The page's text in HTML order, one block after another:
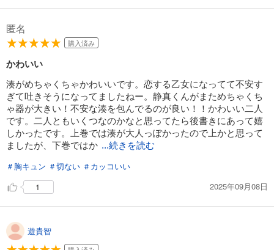
匿名
購入済み
かわいい
湊がめちゃくちゃかわいいです。恋する乙女になってて不安す
ぎて吐きそうになってましたねー。静真くんがまためちゃくち
ゃ器が大きい！不安な湊を包んでるのが良い！！かわいい二人
です。二人ともいくつなのかなと思ってたら後書きにあって嬉
しかったです。上巻では湊が大人っぽかったので上かと思って
ましたが、下巻ではか ...続きを読む
＃胸キュン ＃切ない ＃カッコいい
1
2025年09月08日
遊貴智